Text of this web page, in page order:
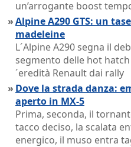
un’arrogante boost
»Alpine A290 GTS: un
madeleine
L´Alpine A290 segna il
segmento delle hot
´eredità Renault dai rally
» Dove la strada danza:
aperto in MX-5
Prima, seconda, il
tacco deciso, la scalata
energico, il muso entra